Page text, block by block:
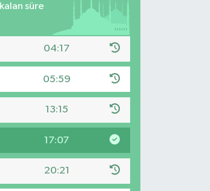
süre
04:17
05:59
13:15
17:07
20:21